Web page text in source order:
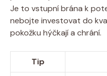
Je to vstupní brána k
nebojte investovat do
pokožku hýčkají a chrání.
Tip